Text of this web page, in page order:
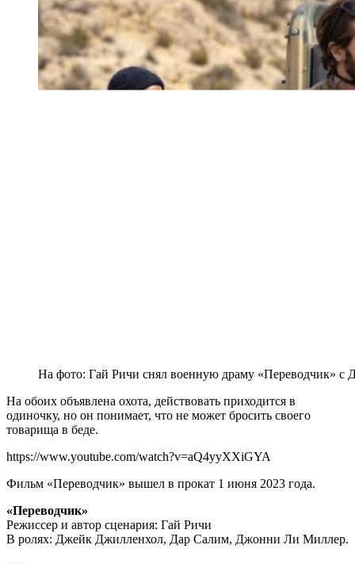
На фото: Гай Ричи снял военную драму «Переводчик» с
На обоих объявлена охота, действовать приходится в
одиночку, но он понимает, что не может бросить своего
товарища в беде.
https://www.youtube.com/watch?v=aQ4yyXXiGYA
Фильм «Переводчик» вышел в прокат 1 июня 2023 года.
«Переводчик»
Режиссер и автор сценария: Гай Ричи
В ролях: Джейк Джилленхол, Дар Салим, Джонни Ли Миллер.